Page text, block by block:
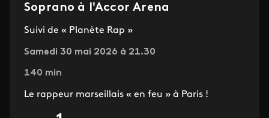
Soprano à l'Accor Arena
Suivi de « Planète Rap »
Samedi 30 mai 2026 à 21.30
140 min
Le rappeur marseillais « en feu » à Paris !